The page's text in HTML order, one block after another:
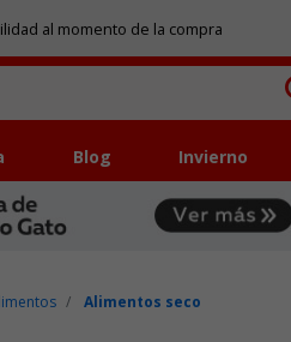
al momento de la compra
Blog Invierno
Alimentos seco